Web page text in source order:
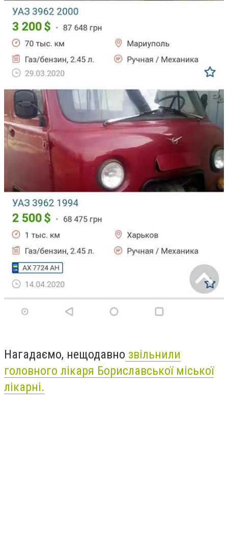
Нагадаємо, нещодавно звільнили
головного лікаря Бориславської міської
лікарні.